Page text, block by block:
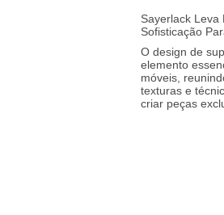
Sayerlack Leva
Sofisticação
O design de
elemento
móveis,
texturas e
criar peças